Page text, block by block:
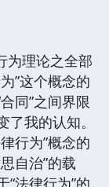
为理论之全部
”这个概念的
同”之间界限
我的认知。
行为”概念的
自治”的载
法律行为”的